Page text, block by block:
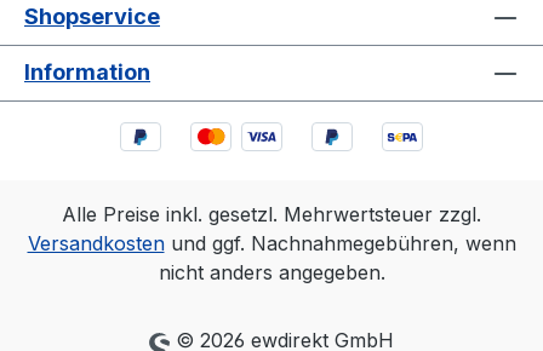
Shopservice
Information
Alle Preise inkl. gesetzl. Mehrwertsteuer zzgl.
Versandkostenund ggf. Nachnahmegebühren, wenn
nicht anders angegeben.
© 2026 ewdirekt GmbH